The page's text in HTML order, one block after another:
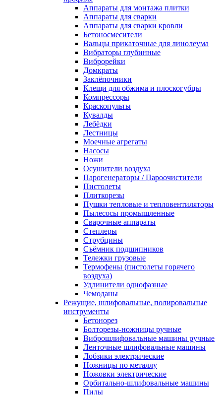
Аппараты для монтажа плитки
Аппараты для сварки
Аппараты для сварки кровли
Бетоносмесители
Вальцы прикаточные для линолеума
Вибраторы глубинные
Виброрейки
Домкраты
Заклёпочники
Клещи для обжима и плоскогубцы
Компрессоры
Краскопульты
Кувалды
Лебёдки
Лестницы
Моечные агрегаты
Насосы
Ножи
Осушители воздуха
Парогенераторы / Пароочистители
Пистолеты
Плиткорезы
Пушки тепловые и тепловентиляторы
Пылесосы промышленные
Сварочные аппараты
Степлеры
Струбцины
Съёмник подшипников
Тележки грузовые
Термофены (пистолеты горячего
воздуха)
Удлинители однофазные
Чемоданы
Режущие, шлифовальные, полировальные
инструменты
Бетонорез
Болторезы-ножницы ручные
Виброшлифовальные машины ручные
Ленточные шлифовальные машины
Лобзики электрические
Ножницы по металлу
Ножовки электрические
Орбитально-шлифовальные машины
Пилы